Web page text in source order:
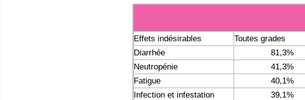
Effets indésirables Toutes grades
Diarrhée
81,3%
Neutropénie
41,3%
Fatigue
40,1%
Infection et infestation
39,1%